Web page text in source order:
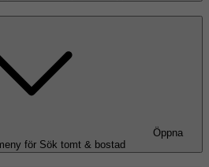
Öppna
för Sök tomt & bostad